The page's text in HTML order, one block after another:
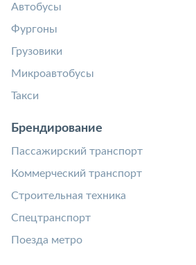
Автобусы
Фургоны
Грузовики
Микроавтобусы
Такси
Брендирование
Пассажирский транспорт
Коммерческий транспорт
Строительная техника
Спецтранспорт
Поезда метро